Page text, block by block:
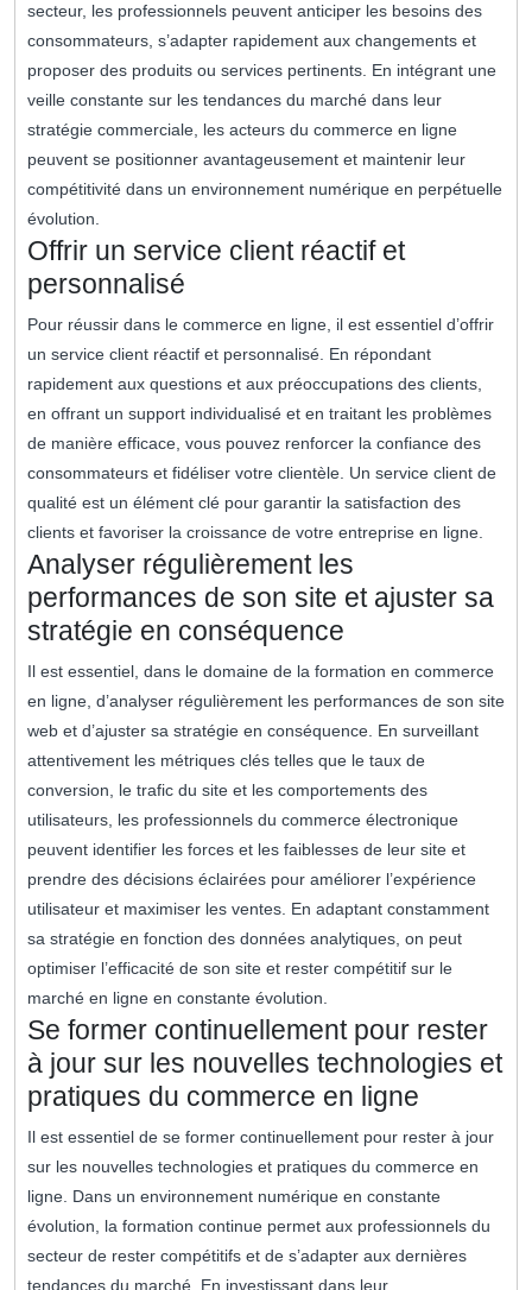
secteur, les professionnels peuvent anticiper les besoins des
consommateurs, s’adapter rapidement aux changements et
proposer des produits ou services pertinents. En intégrant une
veille constante sur les tendances du marché dans leur
stratégie commerciale, les acteurs du commerce en ligne
peuvent se positionner avantageusement et maintenir leur
compétitivité dans un environnement numérique en perpétuelle
évolution.
Offrir un service client réactif et
personnalisé
Pour réussir dans le commerce en ligne, il est essentiel d’offrir
un service client réactif et personnalisé. En répondant
rapidement aux questions et aux préoccupations des clients,
en offrant un support individualisé et en traitant les problèmes
de manière efficace, vous pouvez renforcer la confiance des
consommateurs et fidéliser votre clientèle. Un service client de
qualité est un élément clé pour garantir la satisfaction des
clients et favoriser la croissance de votre entreprise en ligne.
Analyser régulièrement les
performances de son site et ajuster sa
stratégie en conséquence
Il est essentiel, dans le domaine de la formation en commerce
en ligne, d’analyser régulièrement les performances de son site
web et d’ajuster sa stratégie en conséquence. En surveillant
attentivement les métriques clés telles que le taux de
conversion, le trafic du site et les comportements des
utilisateurs, les professionnels du commerce électronique
peuvent identifier les forces et les faiblesses de leur site et
prendre des décisions éclairées pour améliorer l’expérience
utilisateur et maximiser les ventes. En adaptant constamment
sa stratégie en fonction des données analytiques, on peut
optimiser l’efficacité de son site et rester compétitif sur le
marché en ligne en constante évolution.
Se former continuellement pour rester
à jour sur les nouvelles technologies et
pratiques du commerce en ligne
Il est essentiel de se former continuellement pour rester à jour
sur les nouvelles technologies et pratiques du commerce en
ligne. Dans un environnement numérique en constante
évolution, la formation continue permet aux professionnels du
secteur de rester compétitifs et de s’adapter aux dernières
tendances du marché. En investissant dans leur